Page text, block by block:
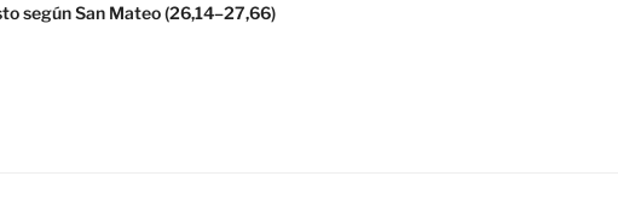
según San Mateo (26,14–27,66)